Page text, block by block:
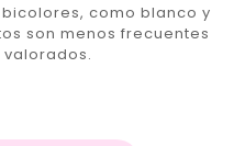
como blanco y
son menos frecuentes
valorados.